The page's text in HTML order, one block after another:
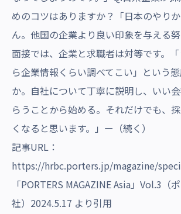
めのコツはありますか？「日本のやり
ん。他国の企業より良い印象を与える努
面接では、企業と求職者は対等です。
ら企業情報くらい調べてこい」という
か。自社について丁寧に説明し、いい
らうことから始める。それだけでも、
くなると思います。」ー（続く）
記事URL：
https://hrbc.porters.jp/magazine/
「PORTERS MAGAZINE Asia」Vol.3（
社）2024.5.17 より引用